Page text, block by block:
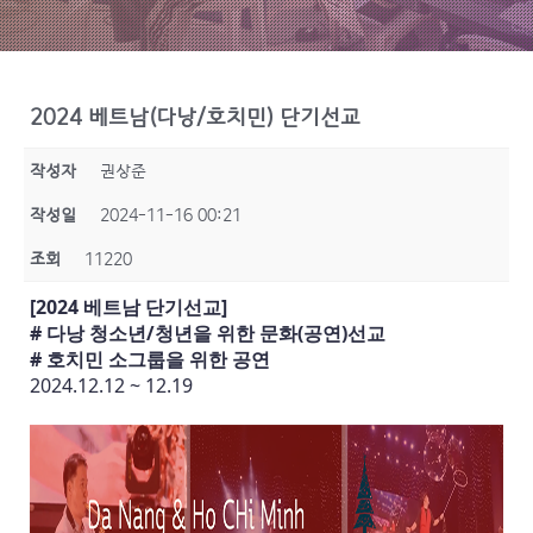
2024 베트남(다낭/호치민) 단기선교
작성자 권상준
작성일 2024-11-16 00:21
조회 11220
[2024 베트남 단기선교]
# 다낭 청소년/청년을 위한 문화(공연)선교
# 호치민 소그룹을 위한 공연
2024.12.12 ~ 12.19